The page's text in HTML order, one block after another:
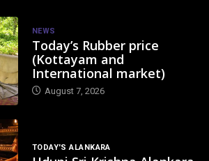
NEWS
Today’s Rubber price
(Kottayam and
International market)
August 7, 2026
TODAY'S ALANKARA